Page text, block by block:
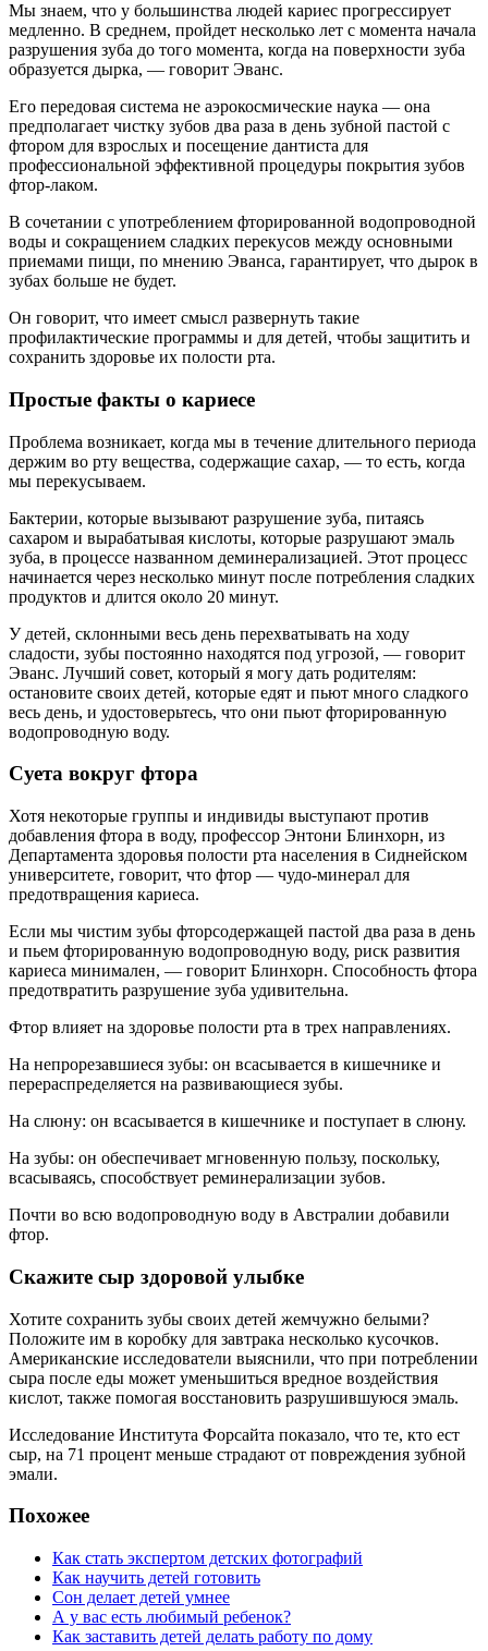
Мы знаем, что у большинства людей кариес прогрессирует
медленно. В среднем, пройдет несколько лет с момента начала
разрушения зуба до того момента, когда на поверхности зуба
образуется дырка, — говорит Эванс.
Его передовая система не аэрокосмические наука — она
предполагает чистку зубов два раза в день зубной пастой с
фтором для взрослых и посещение дантиста для
профессиональной эффективной процедуры покрытия зубов
фтор-лаком.
В сочетании с употреблением фторированной водопроводной
воды и сокращением сладких перекусов между основными
приемами пищи, по мнению Эванса, гарантирует, что дырок в
зубах больше не будет.
Он говорит, что имеет смысл развернуть такие
профилактические программы и для детей, чтобы защитить и
сохранить здоровье их полости рта.
Простые факты о кариесе
Проблема возникает, когда мы в течение длительного периода
держим во рту вещества, содержащие сахар, — то есть, когда
мы перекусываем.
Бактерии, которые вызывают разрушение зуба, питаясь
сахаром и вырабатывая кислоты, которые разрушают эмаль
зуба, в процессе названном деминерализацией. Этот процесс
начинается через несколько минут после потребления сладких
продуктов и длится около 20 минут.
У детей, склонными весь день перехватывать на ходу
сладости, зубы постоянно находятся под угрозой, — говорит
Эванс. Лучший совет, который я могу дать родителям:
остановите своих детей, которые едят и пьют много сладкого
весь день, и удостоверьтесь, что они пьют фторированную
водопроводную воду.
Суета вокруг фтора
Хотя некоторые группы и индивиды выступают против
добавления фтора в воду, профессор Энтони Блинхорн, из
Департамента здоровья полости рта населения в Сиднейском
университете, говорит, что фтор — чудо-минерал для
предотвращения кариеса.
Если мы чистим зубы фторсодержащей пастой два раза в день
и пьем фторированную водопроводную воду, риск развития
кариеса минимален, — говорит Блинхорн. Способность фтора
предотвратить разрушение зуба удивительна.
Фтор влияет на здоровье полости рта в трех направлениях.
На непрорезавшиеся зубы: он всасывается в кишечнике и
перераспределяется на развивающиеся зубы.
На слюну: он всасывается в кишечнике и поступает в слюну.
На зубы: он обеспечивает мгновенную пользу, поскольку,
всасываясь, способствует реминерализации зубов.
Почти во всю водопроводную воду в Австралии добавили
фтор.
Скажите сыр здоровой улыбке
Хотите сохранить зубы своих детей жемчужно белыми?
Положите им в коробку для завтрака несколько кусочков.
Американские исследователи выяснили, что при потреблении
сыра после еды может уменьшиться вредное воздействия
кислот, также помогая восстановить разрушившуюся эмаль.
Исследование Института Форсайта показало, что те, кто ест
сыр, на 71 процент меньше страдают от повреждения зубной
эмали.
Похожее
Как стать экспертом детских фотографий
Как научить детей готовить
Сон делает детей умнее
А у вас есть любимый ребенок?
Как заставить детей делать работу по дому